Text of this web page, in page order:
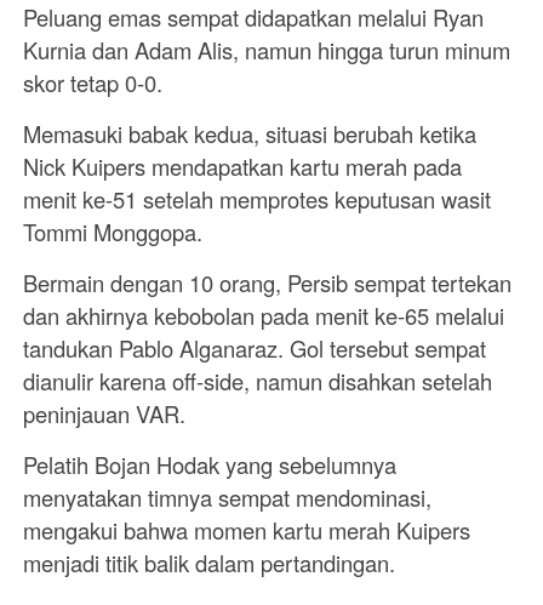
Peluang emas sempat didapatkan melalui Ryan
Kurnia dan Adam Alis, namun hingga turun minum
skor tetap 0-0.
Memasuki babak kedua, situasi berubah ketika
Nick Kuipers mendapatkan kartu merah pada
menit ke-51 setelah memprotes keputusan wasit
Tommi Monggopa.
Bermain dengan 10 orang, Persib sempat tertekan
dan akhirnya kebobolan pada menit ke-65 melalui
tandukan Pablo Alganaraz. Gol tersebut sempat
dianulir karena off-side, namun disahkan setelah
peninjauan VAR.
Pelatih Bojan Hodak yang sebelumnya
menyatakan timnya sempat mendominasi,
mengakui bahwa momen kartu merah Kuipers
menjadi titik balik dalam pertandingan.